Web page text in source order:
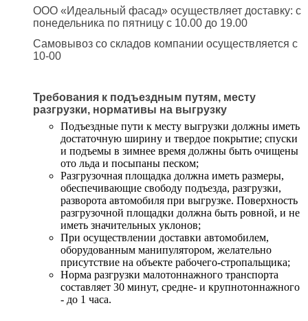
ООО «Идеальный фасад» осуществляет доставку: с
понедельника по пятницу с 10.00 до 19.00
Самовывоз со складов компании осуществляется с
10-00
Требования к подъездным путям, месту
разгрузки, нормативы на выгрузку
Подъездные пути к месту выгрузки должны иметь
достаточную ширину и твердое покрытие; спуски
и подъемы в зимнее время должны быть очищены
ото льда и посыпаны песком;
Разгрузочная площадка должна иметь размеры,
обеспечивающие свободу подъезда, разгрузки,
разворота автомобиля при выгрузке. Поверхность
разгрузочной площадки должна быть ровной, и не
иметь значительных уклонов;
При осуществлении доставки автомобилем,
оборудованным манипулятором, желательно
присутствие на объекте рабочего-стропальщика;
Норма разгрузки малотоннажного транспорта
составляет 30 минут, средне- и крупнотоннажного
- до 1 часа.